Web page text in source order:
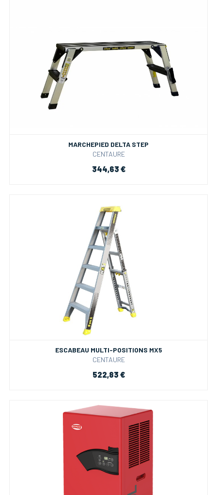
MARCHEPIED DELTA STEP
CENTAURE
344,63 €
ESCABEAU MULTI-POSITIONS MX5
CENTAURE
522,83 €